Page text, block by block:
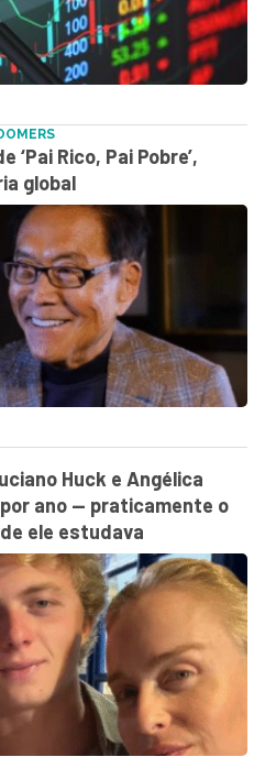
Rico, Pai Pobre’,
global
Huck e Angélica
ano — praticamente o
ele estudava